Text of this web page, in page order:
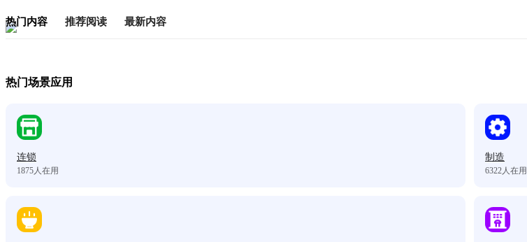
热门内容 推荐阅读 最新内容
热门场景应用
连锁
1875人在用
制造
6322人在用